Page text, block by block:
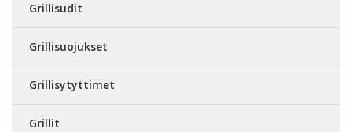
Grillisudit
Grillisuojukset
Grillisytyttimet
Grillit